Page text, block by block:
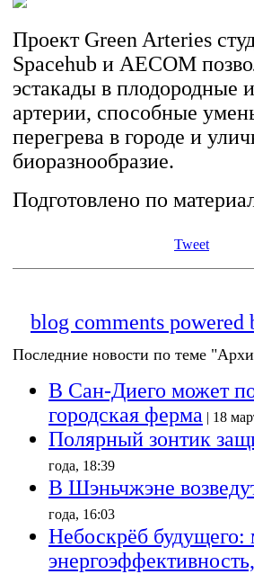
Проект Green Arteries
Spacehub и AECOM
эстакады в плодородные
артерии, способные
перегрева в городе и
биоразнообразие.
Подготовлено по
Tweet
blog comments powered
Последние новости по теме
В Сан-Диего может
городская ферма | 18
Полярный зонтик
года, 18:39
В Шэньчжэне
года, 16:03
Небоскрёб будущего: